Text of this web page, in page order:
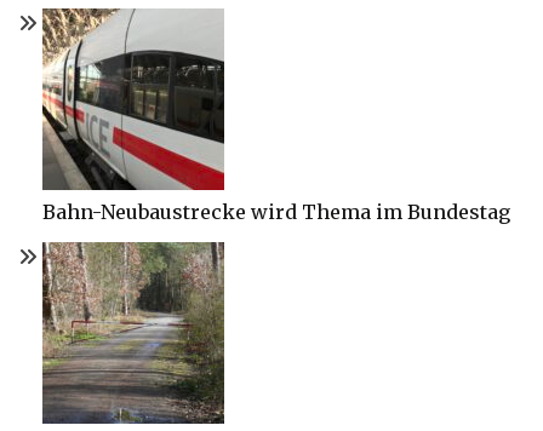
Bahn-Neubaustrecke wird Thema im Bundestag